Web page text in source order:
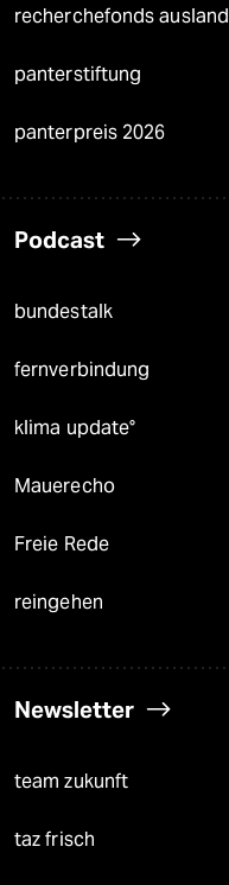
recherchefonds ausland
panterstiftung
panterpreis 2026
Podcast
bundestalk
fernverbindung
klima update°
Mauerecho
Freie Rede
reingehen
Newsletter
team zukunft
taz frisch